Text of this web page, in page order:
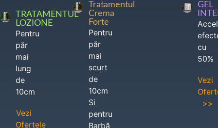
TRATAMENTUL
LOZIONE
Pentru
păr
mai
lung
de
10cm
Vezi
Ofertele
Tratamentul
Crema
Forte
Pentru
păr
mai
scurt
de
10cm
Si
pentru
Barbă
GEL
cu
50%
Vezi
>>